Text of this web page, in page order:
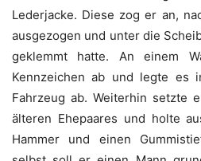
Lederjacke. Diese zog er an,
ausgezogen und unter die
geklemmt hatte. An einem
Kennzeichen ab und legte es
Fahrzeug ab. Weiterhin setzte
älteren Ehepaares und holte
Hammer und einen